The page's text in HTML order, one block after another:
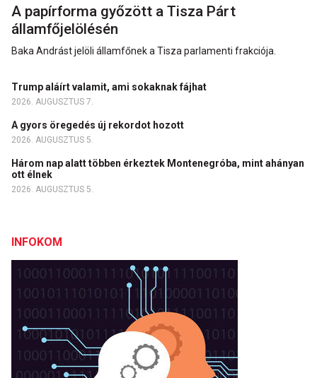
A papírforma győzött a Tisza Párt
államfőjelölésén
Baka Andrást jelöli államfőnek a Tisza parlamenti frakciója.
Trump aláírt valamit, ami sokaknak fájhat
2026. AUGUSZTUS 7.
A gyors öregedés új rekordot hozott
2026. AUGUSZTUS 5.
Három nap alatt többen érkeztek Montenegróba, mint ahányan
ott élnek
2026. AUGUSZTUS 5.
INFOKOM